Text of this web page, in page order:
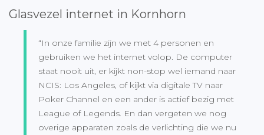
Glasvezel internet in Kornhorn
“In onze familie zijn we met 4 personen en
gebruiken we het internet volop. De computer
staat nooit uit, er kijkt non-stop wel iemand naar
NCIS: Los Angeles, of kijkt via digitale TV naar
Poker Channel en een ander is actief bezig met
League of Legends. En dan vergeten we nog
overige apparaten zoals de verlichting die we nu